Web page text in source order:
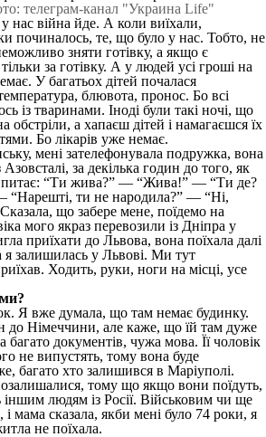
телеграм-канал "Украина Life"
нас війна йде. А коли виїхали,
починалось, те, що було у нас. Тобто, не
зняти готівку, а якщо є
за готівку. А у людей усі гроші на
У багатьох дітей почалася
блювота, пронос. Бо всі
із тваринами. Іноді були такі ночі, що
обстріли, а хапаєш дітей і намагаєшся їх
Бо лікарів уже немає.
мені зателефонувала подружка, вона
Азовсталі, за декілька годин до того, як
питає: “Ти жива?” — “Жива!” — “Ти де?
ти не народила?” — “Ні,
що забере мене, поїдемо на
мого якраз перевозили із Дніпра у
приїхати до Львова, вона поїхала далі
я залишилась у Львові. Ми тут
Ходить, руки, ноги на місці, усе
Я вже думала, що там немає будинку.
до Німеччини, але каже, що їй там дуже
документів, чужа мова. Її чоловік
не випустять, тому вона буде
багато хто залишився в Маріуполі.
тому що якщо вони поїдуть,
іншим людям із Росії. Військовим чи ще
і мама сказала, якби мені було 74 роки, я
не поїхала.